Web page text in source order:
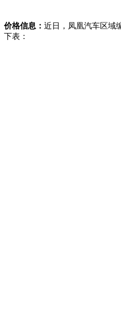
价格信息： 近日，凤凰汽车区域
下表：